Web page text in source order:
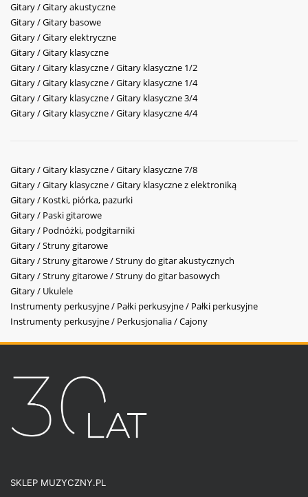
Gitary / Gitary akustyczne
Gitary / Gitary basowe
Gitary / Gitary elektryczne
Gitary / Gitary klasyczne
Gitary / Gitary klasyczne / Gitary klasyczne 1/2
Gitary / Gitary klasyczne / Gitary klasyczne 1/4
Gitary / Gitary klasyczne / Gitary klasyczne 3/4
Gitary / Gitary klasyczne / Gitary klasyczne 4/4
Gitary / Gitary klasyczne / Gitary klasyczne 7/8
Gitary / Gitary klasyczne / Gitary klasyczne z elektroniką
Gitary / Kostki, piórka, pazurki
Gitary / Paski gitarowe
Gitary / Podnóżki, podgitarniki
Gitary / Struny gitarowe
Gitary / Struny gitarowe / Struny do gitar akustycznych
Gitary / Struny gitarowe / Struny do gitar basowych
Gitary / Ukulele
Instrumenty perkusyjne / Pałki perkusyjne / Pałki perkusyjne
Instrumenty perkusyjne / Perkusjonalia / Cajony
SKLEP MUZYCZNY.PL